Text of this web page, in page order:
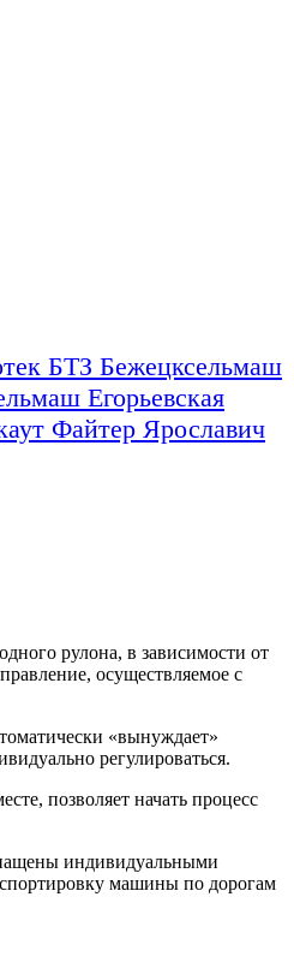
БТЗ Бежецксельмаш
Егорьевская
Файтер Ярославич
рулона, в зависимости от
осуществляемое с
«вынуждает»
регулироваться.
позволяет начать процесс
индивидуальными
машины по дорогам